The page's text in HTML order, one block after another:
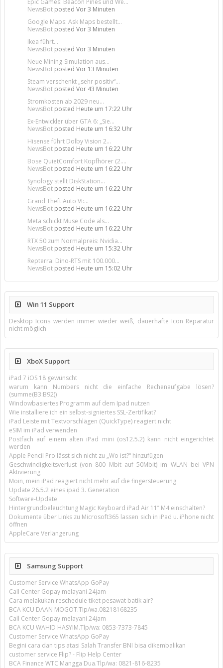
Epic Games: Beacon Pines und We...
NewsBot posted Vor 3 Minuten
Google Maps: Ask Maps bestellt...
NewsBot posted Vor 3 Minuten
Ikea führt...
NewsBot posted Vor 3 Minuten
Neue Mining-Simulation aus...
NewsBot posted Vor 13 Minuten
Steam verschenkt „sehr positiv“...
NewsBot posted Vor 43 Minuten
Stromkosten ab 2029 neu...
NewsBot posted Heute um 17:22 Uhr
Ex-Entwickler über GTA 6: „Sie...
NewsBot posted Heute um 16:32 Uhr
Hisense führt Dolby Vision 2...
NewsBot posted Heute um 16:22 Uhr
Bose QuietComfort Kopfhörer (2....
NewsBot posted Heute um 16:22 Uhr
Synology stellt DiskStation...
NewsBot posted Heute um 16:22 Uhr
Grand Theft Auto VI:...
NewsBot posted Heute um 16:22 Uhr
Meta schickt Muse Code als...
NewsBot posted Heute um 16:22 Uhr
RTX 50 zum Normalpreis: Nvidia...
NewsBot posted Heute um 15:32 Uhr
Repterra: Dino-RTS mit 100.000...
NewsBot posted Heute um 15:02 Uhr
Win 11 Support
Desktop Icons werden immer wieder weiß, dauerhafte Icon Reparatur
nicht möglich
XboX Support
iPad 7 iOS 18 gewünscht
warum kann Numbers nicht die einfache Rechenaufgabe lösen?
(summe(B3:B92))
Windowbasiertes Programm auf dem Ipad nutzen
Wie installiere ich ein selbst-signiertes SSL-Zertifikat?
iPad Leiste mit Textvorschlägen (QuickType) reagiert nicht
eSIM im iPad verwenden
Postfach auf einem alten iPad mini (os12.5.2) kann nicht eingerichtet
werden
Apple Pencil Pro lässt sich nicht zu „Wo ist?“ hinzufügen
Geschwindigkeitsverlust (von 800 Mbit auf 50Mbit) im WLAN bei VPN
Aktivierung
Moin, mein iPad reagiert nicht mehr auf die fingersteuerung
Update 26.5.2 eines ipad 3. Generation
Software-Update
Hintergrundbeleuchtung Magic Keyboard iPad Air 11’’ M4 einschalten?
Dokumente über Links zu Microsoft365 lassen sich in iPad u. iPhone nicht
öffnen
AppleCare Verlängerung
Samsung Support
Customer Service WhatsApp GoPay
Call Center Gopay melayani 24jam
Cara melakukan reschedule tiket pesawat batik air?
BCA KCU DAAN MOGOT.Tlp/wa.08218168235
Call Center Gopay melayani 24jam
BCA KCU WAHID HASYIM.Tlp/wa: 0853-7373-7845
Customer Service WhatsApp GoPay
Begini cara dan tips atasi Salah Transfer BNI bisa dikembalikan
customer service Flip? - Flip Help Center
BCA Finance WTC Mangga Dua.Tlp/wa: 0821-816-8235